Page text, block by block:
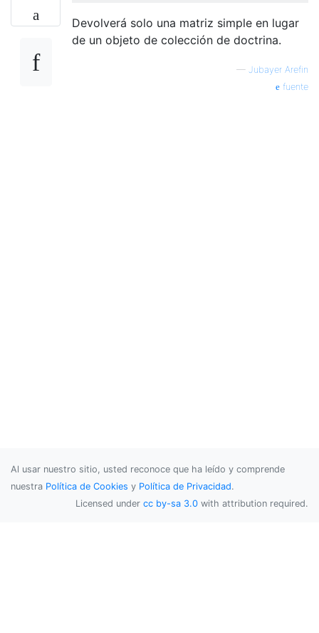
Devolverá solo una matriz simple en lugar
de un objeto de colección de doctrina.
— Jubayer Arefin
fuente
Al usar nuestro sitio, usted reconoce que ha leído y comprende
nuestra Política de Cookies y Política de Privacidad.
Licensed under cc by-sa 3.0 with attribution required.